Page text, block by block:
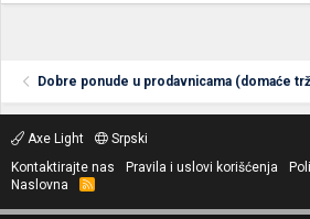
Dobre ponude u prodavnicama (domaće
Axe Light
Srpski
Kontaktirajte nas
Pravila i uslovi korišćenja
Naslovna
R
S